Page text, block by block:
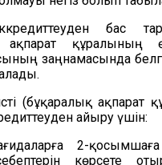
бас
ақпарат құралының
заңнамасында
(бұқаралық ақпарат
айыру үшін:
2-
көрсете